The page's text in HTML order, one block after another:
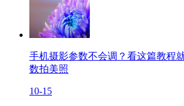
手机摄影参数不会调？看这篇教程
数拍美照
10-15